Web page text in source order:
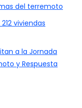
del terremoto
viviendas
a la Jornada
y Respuesta